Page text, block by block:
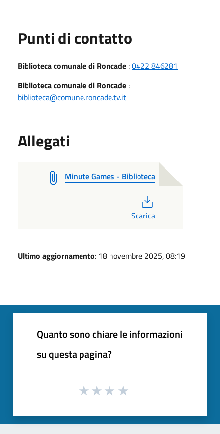
Punti di contatto
Biblioteca comunale di Roncade :0422 846281
Biblioteca comunale di Roncade :
biblioteca@comune.roncade.tv.it
Allegati
Minute Games - Biblioteca
Scarica
Ultimo aggiornamento: 18 novembre 2025, 08:19
Quanto sono chiare le informazioni
su questa pagina?